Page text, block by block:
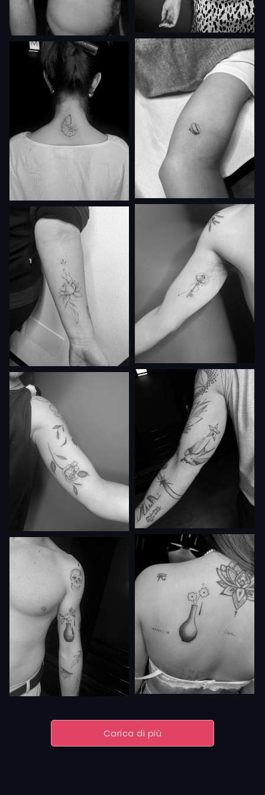
Carica di più